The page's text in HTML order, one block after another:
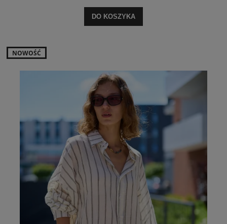
DO KOSZYKA
NOWOŚĆ